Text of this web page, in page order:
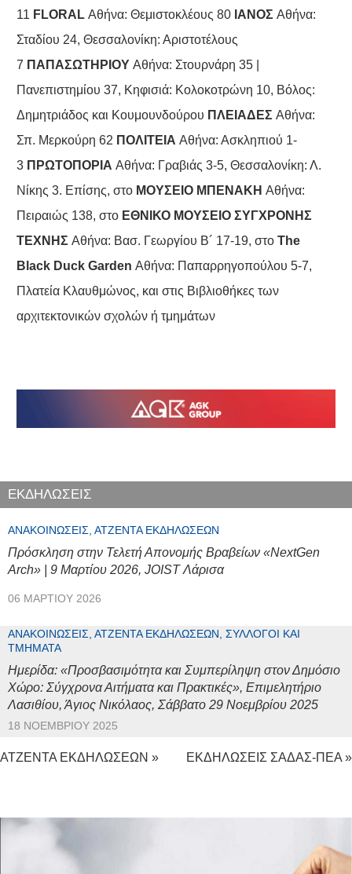
11 FLORALΑθήνα: Θεμιστοκλέους 80 IΑΝΟΣ Αθήνα:
Σταδίου 24, Θεσσαλονίκη: Αριστοτέλους
7 ΠΑΠΑΣΩΤΗΡΙΟΥΑθήνα: Στουρνάρη 35 |
Πανεπιστημίου 37, Κηφισιά: Κολοκοτρώνη 10, Βόλος:
Δημητριάδος και Κουμουνδούρου ΠΛΕΙΑΔΕΣ Αθήνα:
Σπ. Μερκούρη 62 ΠΟΛΙΤΕΙΑ Αθήνα: Ασκληπιού 1-
3 ΠΡΩΤΟΠΟΡΙΑ Αθήνα: Γραβιάς 3-5, Θεσσαλονίκη: Λ.
Νίκης 3. Επίσης, στο ΜΟΥΣΕΙΟ ΜΠΕΝΑΚΗ Αθήνα:
Πειραιώς 138, στο ΕΘΝΙΚΟ ΜΟΥΣΕΙΟ ΣΥΓΧΡΟΝΗΣ
ΤΕΧΝΗΣ Αθήνα: Βασ. Γεωργίου Β´ 17-19, στο Τhe
Black Duck Garden Αθήνα: Παπαρρηγοπούλου 5-7,
Πλατεία Κλαυθμώνος, και στις Βιβλιοθήκες των
αρχιτεκτονικών σχολών ή τμημάτων
ΕΚΔΗΛΩΣΕΙΣ
ΑΝΑΚΟΙΝΏΣΕΙΣ, ΑΤΖΈΝΤΑ ΕΚΔΗΛΏΣΕΩΝ
Πρόσκληση στην Τελετή Απονομής Βραβείων «NextGen
Arch» | 9 Μαρτίου 2026, JOIST Λάρισα
06 ΜΑΡΤΊΟΥ 2026
ΑΝΑΚΟΙΝΏΣΕΙΣ, ΑΤΖΈΝΤΑ ΕΚΔΗΛΏΣΕΩΝ, ΣΎΛΛΟΓΟΙ ΚΑΙ
ΤΜΉΜΑΤΑ
Ημερίδα: «Προσβασιμότητα και Συμπερίληψη στον Δημόσιο
Χώρο: Σύγχρονα Αιτήματα και Πρακτικές», Επιμελητήριο
Λασιθίου, Άγιος Νικόλαος, Σάββατο 29 Νοεμβρίου 2025
18 ΝΟΕΜΒΡΊΟΥ 2025
ΑΤΖΕΝΤΑ ΕΚΔΗΛΩΣΕΩΝ » ΕΚΔΗΛΩΣΕΙΣ ΣΑΔΑΣ-ΠΕΑ »